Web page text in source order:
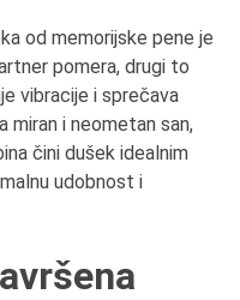
od memorijske pene je
pomera, drugi to
vibracije i sprečava
miran i neometan san,
čini dušek idealnim
udobnost i